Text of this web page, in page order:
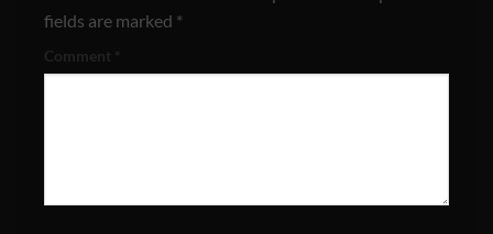
fields are marked *
Comment *